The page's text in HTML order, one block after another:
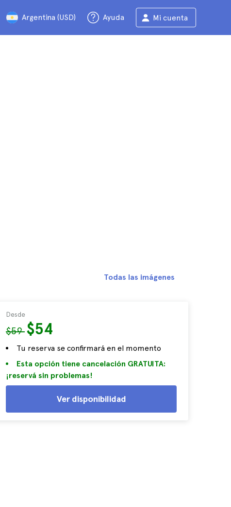
Argentina (USD) Ayuda Mi cuenta
Desde
$59$54
Tu reserva se confirmará en el momento
Esta opción tiene cancelación GRATUITA:
¡reservá sin problemas!
Ver disponibilidad
Todas las imágenes